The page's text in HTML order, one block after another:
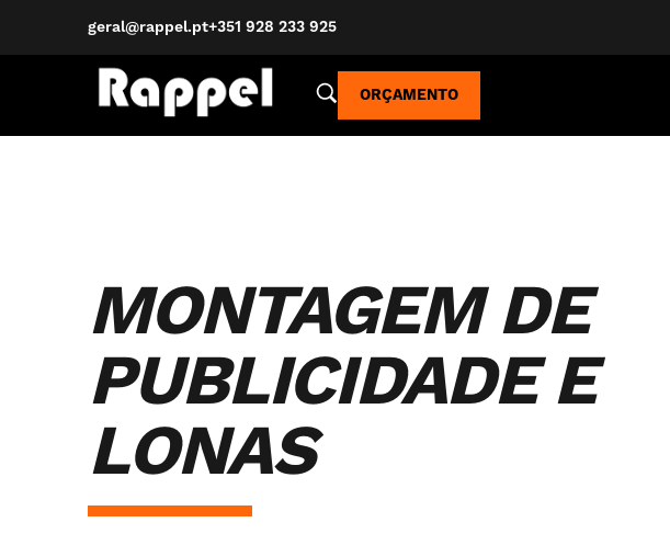
geral@rappel.pt+351 928 233 925
ORÇAMENTO
MONTAGEM DE
PUBLICIDADE E
LONAS